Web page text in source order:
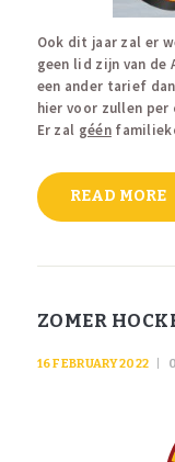
Ook dit jaar zal er
geen lid zijn van de
een ander tarief
hier voor zullen per
Er zal géén
READ MORE
ZOMER
16 FEBRUARY 2022 0